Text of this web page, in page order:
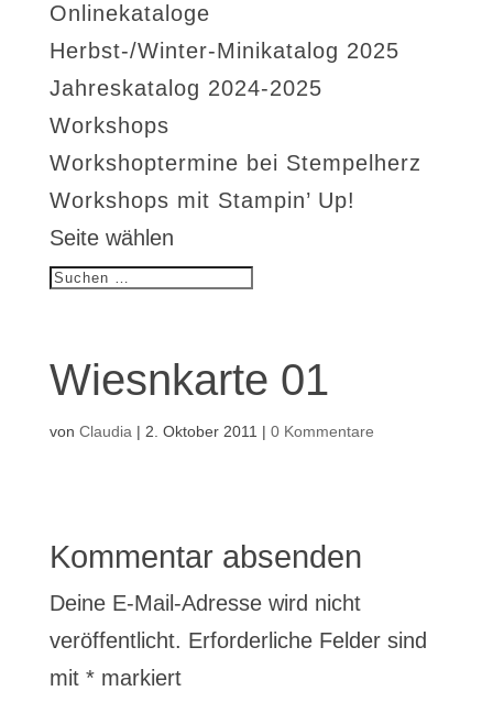
Onlinekataloge
Herbst-/Winter-Minikatalog 2025
Jahreskatalog 2024-2025
Workshops
Workshoptermine bei Stempelherz
Workshops mit Stampin’ Up!
Seite wählen
Wiesnkarte 01
von Claudia | 2. Oktober 2011 | 0 Kommentare
Kommentar absenden
Deine E-Mail-Adresse wird nicht
veröffentlicht. Erforderliche Felder sind
mit *markiert